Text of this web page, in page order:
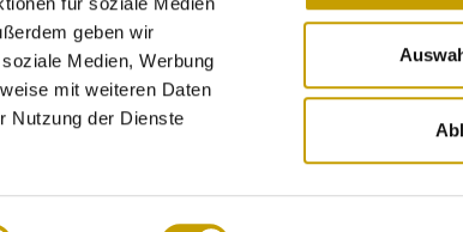
geben wir
Medien, Werbung
mit weiteren Daten
Nutzung der Dienste